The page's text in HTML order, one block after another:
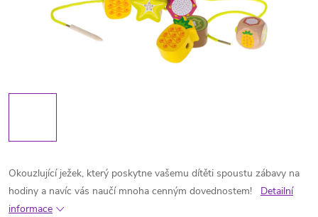
Okouzlující ježek, který poskytne vašemu dítěti spoustu zábavy na
hodiny a navíc vás naučí mnoha cenným dovednostem!
Detailní
informace